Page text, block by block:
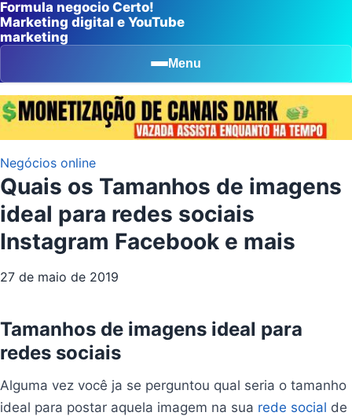
Formula negocio Certo!
Marketing digital e YouTube
marketing
Menu
Negócios online
Quais os Tamanhos de imagens
ideal para redes sociais
Instagram Facebook e mais
27 de maio de 2019
Tamanhos de imagens ideal para
redes sociais
Alguma vez você ja se perguntou qual seria o tamanho
ideal para postar aquela imagem na sua rede social de